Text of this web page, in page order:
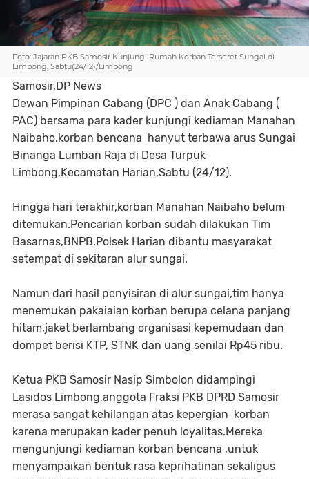
Foto: Jajaran PKB Samosir Kunjungi Rumah Korban Terseret Sungai di
Limbong, Sabtu(24/12)/Limbong
Samosir,DP News
Dewan Pimpinan Cabang (DPC ) dan Anak Cabang (
PAC) bersama para kader kunjungi kediaman Manahan
Naibaho,korban bencana hanyut terbawa arus Sungai
Binanga Lumban Raja di Desa Turpuk
Limbong,Kecamatan Harian,Sabtu (24/12).
Hingga hari terakhir,korban Manahan Naibaho belum
ditemukan.Pencarian korban sudah dilakukan Tim
Basarnas,BNPB,Polsek Harian dibantu masyarakat
setempat di sekitaran alur sungai.
Namun dari hasil penyisiran di alur sungai,tim hanya
menemukan pakaiaian korban berupa celana panjang
hitam,jaket berlambang organisasi kepemudaan dan
dompet berisi KTP, STNK dan uang senilai Rp45 ribu.
Ketua PKB Samosir Nasip Simbolon didampingi
Lasidos Limbong,anggota Fraksi PKB DPRD Samosir
merasa sangat kehilangan atas kepergian korban
karena merupakan kader penuh loyalitas.Mereka
mengunjungi kediaman korban bencana ,untuk
menyampaikan bentuk rasa keprihatinan sekaligus